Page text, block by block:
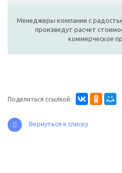
Менеджеры компании с
произведут расчет
коммерческое
Поделиться ссылкой:
Вернуться к списку